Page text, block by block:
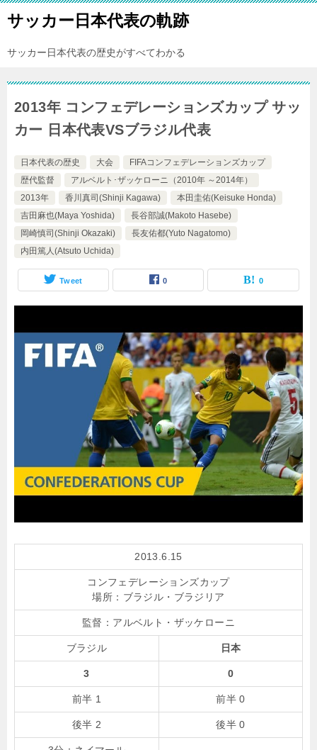
サッカー日本代表の軌跡
サッカー日本代表の歴史がすべてわかる
2013年 コンフェデレーションズカップ サッ
カー 日本代表VSブラジル代表
日本代表の歴史 大会
FIFAコンフェデレーションズカップ
歴代監督
アルベルト･ザッケローニ（2010年 ～2014年）
2013年
香川真司(Shinji Kagawa)
本田圭佑(Keisuke Honda)
吉田麻也(Maya Yoshida)
長谷部誠(Makoto Hasebe)
岡崎慎司(Shinji Okazaki)
長友佑都(Yuto Nagatomo)
内田篤人(Atsuto Uchida)
Tweet 0 0
2013.6.15
コンフェデレーションズカップ
場所：ブラジル・ブラジリア
監督： アルベルト・ザッケローニ
ブラジル 日本
3 0
前半 1 前半 0
後半 2 後半 0